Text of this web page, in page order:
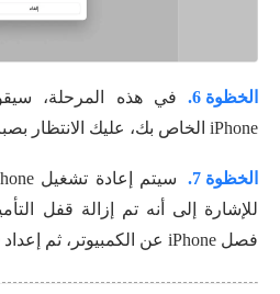
الخظوة 6.
iPhone الخاص بك، عليك الانتظار بصبر.
الخظوة 7.
للإشارة إلى أنه تم إزالة قفل
فصل iPhone عن الكمبيوتر، ثم إعداد iPhone واستخدامه.